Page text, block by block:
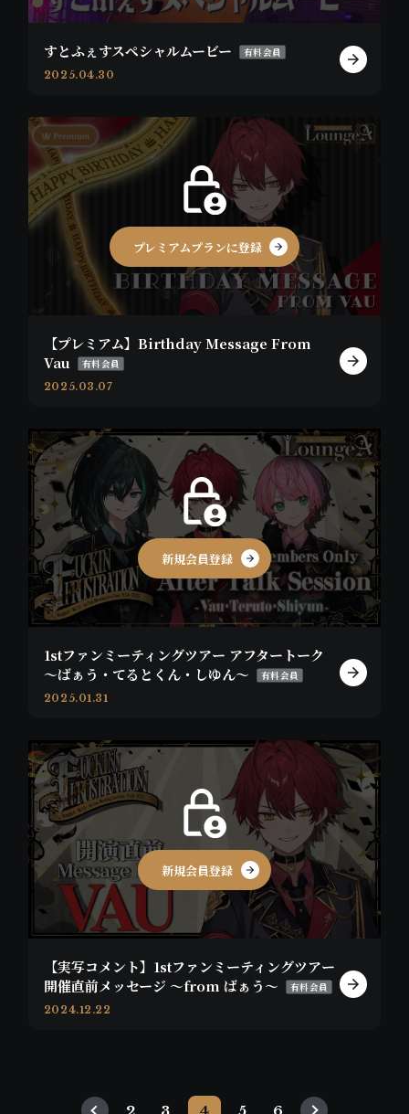
すとふぇすスペシャルムービー 有料会員
2025.04.30
プレミアムプランに登録
【プレミアム】Birthday Message From
Vau
有料会員
2025.03.07
新規会員登録
1stファンミーティングツアー アフタートーク
〜ばぁう・てるとくん・しゆん〜
有料会員
2025.01.31
新規会員登録
【実写コメント】1stファンミーティングツアー
開催直前メッセージ 〜from ばぁう〜
有料会員
2024.12.22